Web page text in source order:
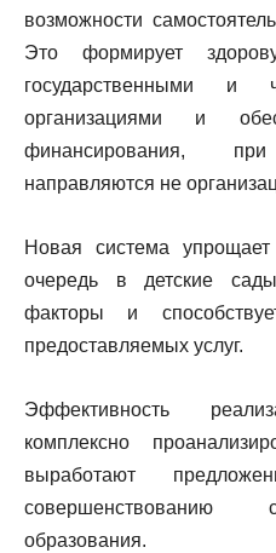
возможности
Это формирует
государственными и
организациями и
финансирования,
направляются не
Новая система
очередь в детские
факторы и
предоставляемых услуг.
Эффективность
комплексно
выработают
совершенствованию
образования.